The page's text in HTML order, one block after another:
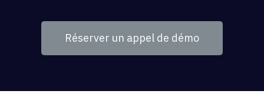
Réserver un appel de démo